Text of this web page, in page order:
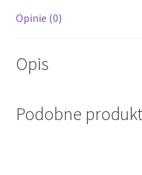
Opinie (0)
Opis
Podobne